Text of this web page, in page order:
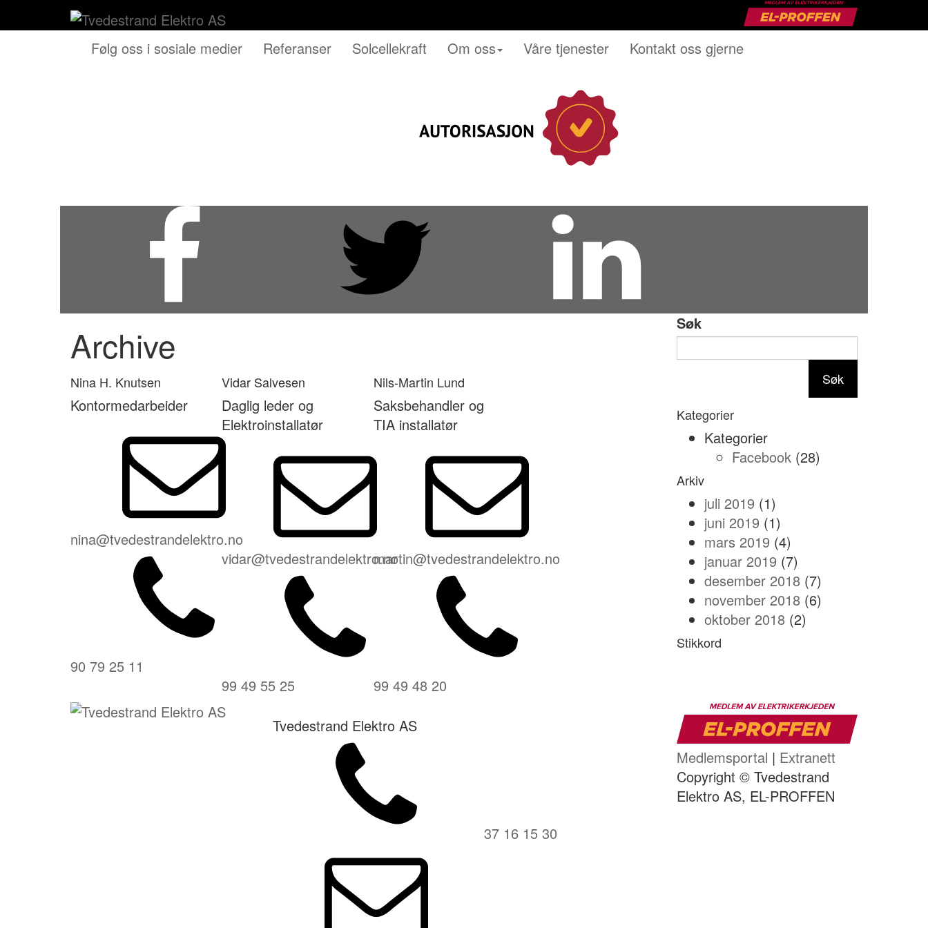
Følg oss i sosiale medier Referanser Solcellekraft Om oss Våre tjenester Kontakt oss gjerne
Archive
Nina H. Knutsen
Kontormedarbeider
nina@tvedestrandelektro.no
90 79 25 11
Vidar Salvesen
Daglig leder og
Elektroinstallatør
vidar@tvedestrandelektro.no
99 49 55 25
Nils-Martin Lund
Saksbehandler og
TIA installatør
martin@tvedestrandelektro.no
99 49 48 20
Søk
Søk
Kategorier
Kategorier
Facebook(28)
Arkiv
juli 2019 (1)
juni 2019 (1)
mars 2019 (4)
januar 2019 (7)
desember 2018(7)
november 2018(6)
oktober 2018(2)
Stikkord
Tvedestrand Elektro AS
37 16 15 30
Medlemsportal | Extranett
Copyright © Tvedestrand
Elektro AS, EL-PROFFEN